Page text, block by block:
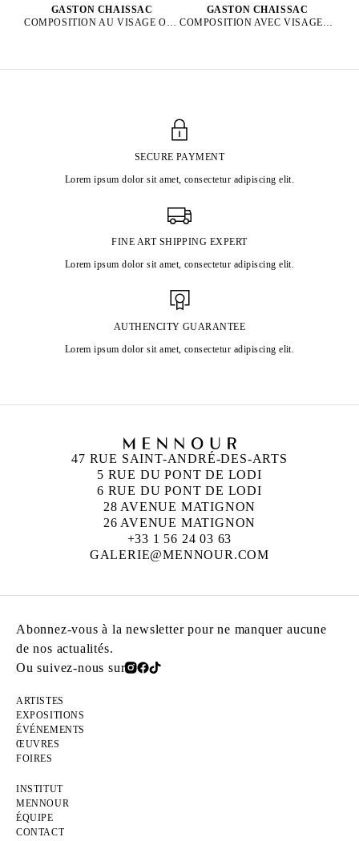
GASTON CHAISSAC
GASTON CHAISSAC
SECURE PAYMENT
Lorem ipsum dolor sit amet, consectetur adipiscing elit.
FINE ART SHIPPING EXPERT
Lorem ipsum dolor sit amet, consectetur adipiscing elit.
AUTHENCITY GUARANTEE
Lorem ipsum dolor sit amet, consectetur adipiscing elit.
47 RUE SAINT-ANDRÉ-DES-ARTS
5 RUE DU PONT DE LODI
6 RUE DU PONT DE LODI
28 AVENUE MATIGNON
26 AVENUE MATIGNON
+33 1 56 24 03 63
GALERIE@MENNOUR.COM
Abonnez-vous à la newsletter pour ne manquer aucune
de nos actualités.
Ou suivez-nous sur
ARTISTES
EXPOSITIONS
ÉVÉNEMENTS
ŒUVRES
FOIRES
INSTITUT
MENNOUR
ÉQUIPE
CONTACT